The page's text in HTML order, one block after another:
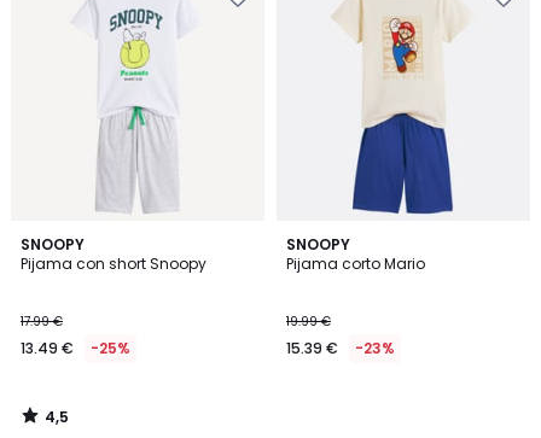
SNOOPY
Pijama con short Snoopy
€
en
de
17.99
17.99 €
13.49 € -25%
4,5
/ 5
4,5
/
SNOOPY
Pijama corto Mario
19.99 €
15.39 € -23%